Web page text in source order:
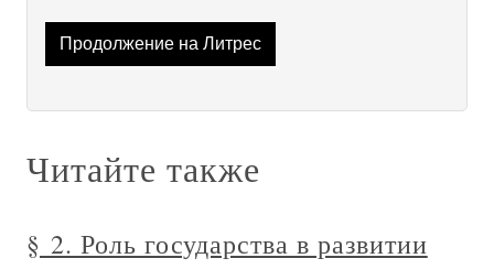
Продолжение на Литрес
Читайте также
§ 2. Роль государства в развитии